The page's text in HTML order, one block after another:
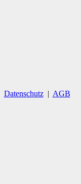
Datenschutz| AGB